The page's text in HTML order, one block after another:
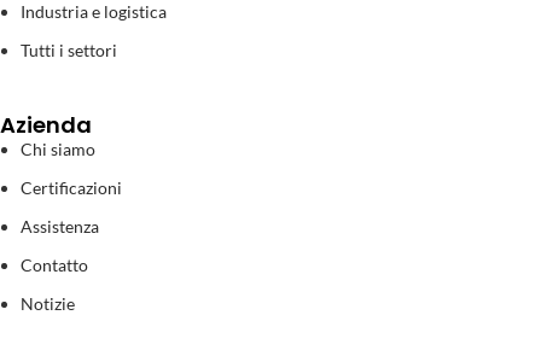
Industria e logistica
Tutti i settori
Azienda
Chi siamo
Certificazioni
Assistenza
Contatto
Notizie